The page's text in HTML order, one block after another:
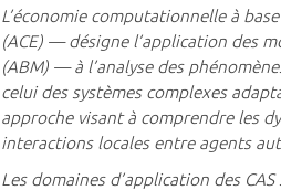
L’économie computationnelle à
(ACE) — désigne l’application des
(ABM) — à l’analyse des
celui des systèmes complexes
approche visant à comprendre les
interactions locales entre agents
Les domaines d’application des